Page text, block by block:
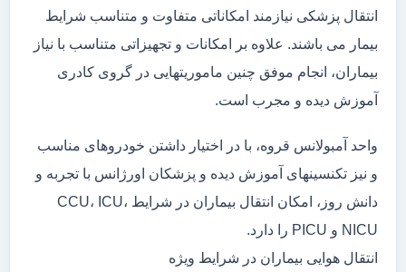
انتقال پزشکی نیازمند امکاناتی متفاوت و متناسب شرایط
بیمار می باشند. علاوه بر امکانات و تجهیزاتی متناسب با نیاز
بیماران، انجام موفق چنین ماموریتهایی در گروی کادری
آموزش دیده و مجرب است.
واحد آمبولانس قروه، با در اختیار داشتن خودروهای مناسب
و نیز تکنسینهای آموزش دیده و پزشکان اورژانس با تجربه و
دانش روز، امکان انتقال بیماران در شرایط CCU، ICU،
NICU و PICU را دارد.
انتقال هوایی بیماران در شرایط ویژه